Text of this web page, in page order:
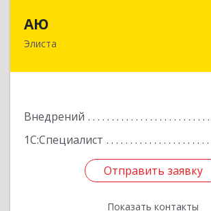
АЮ
Элиста
Внедрений
1С:Специалист
Отправить заявку
Показать контакты
358009, Калмыкия Респ, Элиста
Отправить заявку
Назад